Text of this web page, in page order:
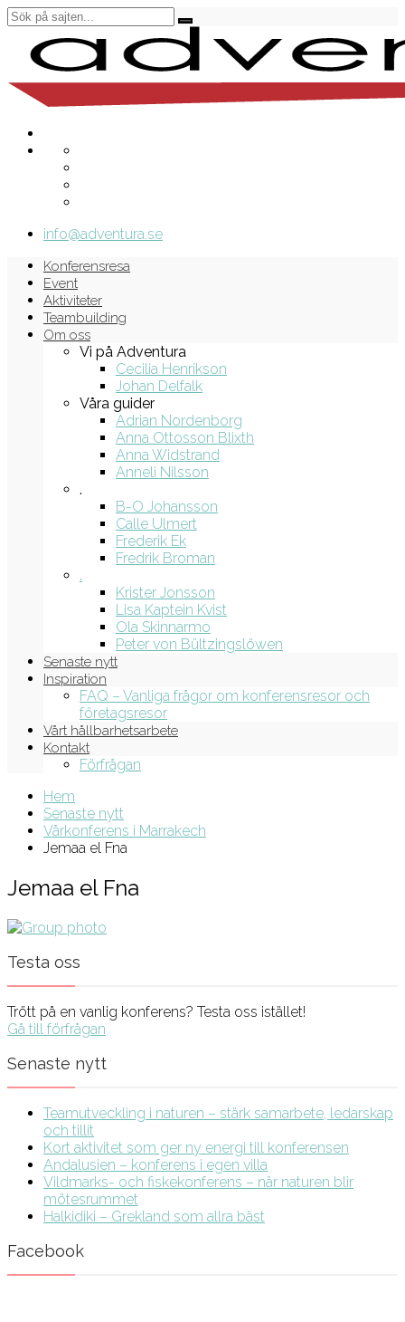
info@adventura.se
Konferensresa
Event
Aktiviteter
Teambuilding
Om oss
Vi på Adventura
Cecilia Henrikson
Johan Delfalk
Våra guider
Adrian Nordenborg
Anna Ottosson Blixth
Anna Widstrand
Anneli Nilsson
.
B-O Johansson
Calle Ulmert
Frederik Ek
Fredrik Broman
.
Krister Jonsson
Lisa Kaptein Kvist
Ola Skinnarmo
Peter von Bültzingslöwen
Senaste nytt
Inspiration
FAQ – Vanliga frågor om konferensresor och
företagsresor
Vårt hållbarhetsarbete
Kontakt
Förfrågan
Hem
Senaste nytt
Vårkonferens i Marrakech
Jemaa el Fna
Jemaa el Fna
Testa oss
Trött på en vanlig konferens? Testa oss istället!
Gå till förfrågan
Senaste nytt
Teamutveckling i naturen – stärk samarbete, ledarskap
och tillit
Kort aktivitet som ger ny energi till konferensen
Andalusien – konferens i egen villa
Vildmarks- och fiskekonferens – när naturen blir
mötesrummet
Halkidiki – Grekland som allra bäst
Facebook